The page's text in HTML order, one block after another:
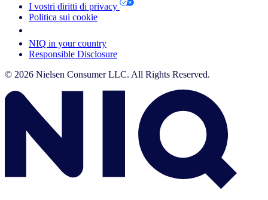
I vostri diritti di privacy
Politica sui cookie
NIQ in your country
Responsible Disclosure
© 2026 Nielsen Consumer LLC. All Rights Reserved.